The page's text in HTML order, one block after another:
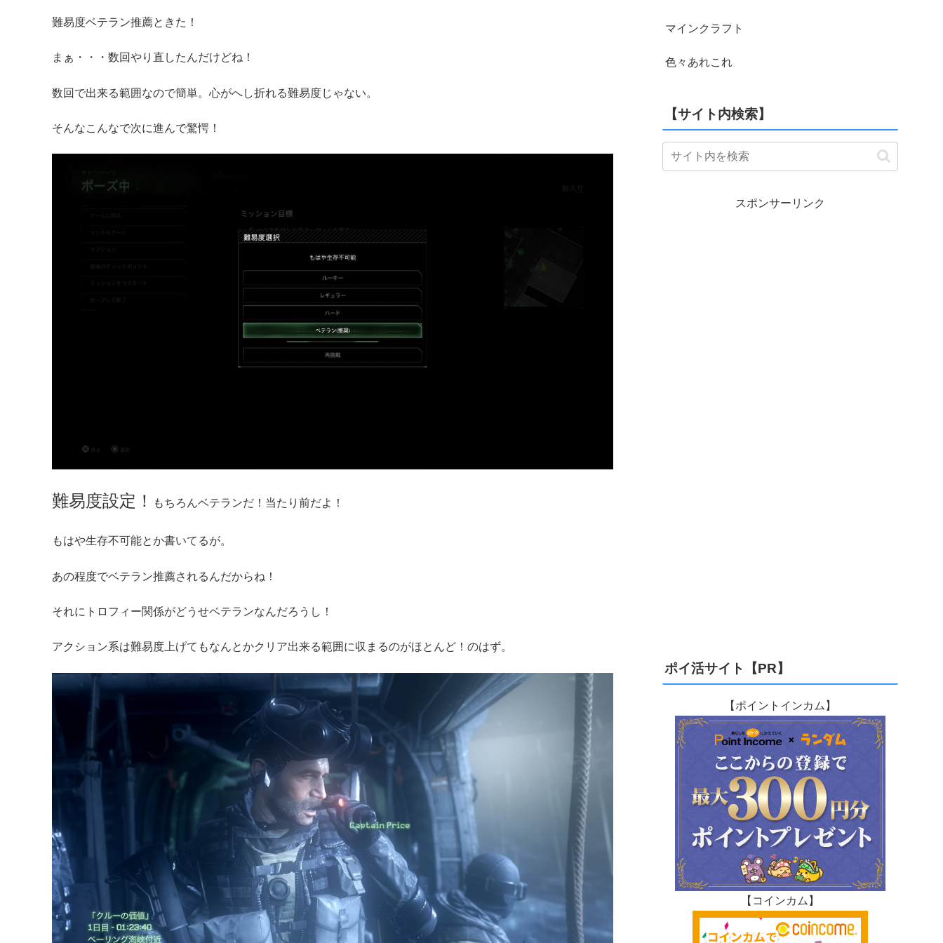
難易度ベテラン推薦ときた！
まぁ・・・数回やり直したんだけどね！
数回で出来る範囲なので簡単。心がへし折れる難易度じゃない。
そんなこんなで次に進んで驚愕！
難易度設定！ もちろんベテランだ！当たり前だよ！
もはや生存不可能とか書いてるが。
あの程度でベテラン推薦されるんだからね！
それにトロフィー関係がどうせベテランなんだろうし！
アクション系は難易度上げてもなんとかクリア出来る範囲に収まるのがほとんど！のはず。
マインクラフト
色々あれこれ
【サイト内検索】
スポンサーリンク
ポイ活サイト【PR】
【ポイントインカム】
【コインカム】